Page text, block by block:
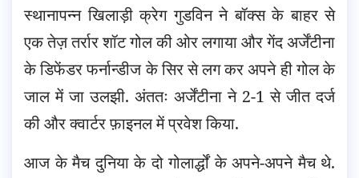
स्थानापन्न खिलाड़ी क्रेग गुडविन ने बॉक्स के बाहर से
एक तेज़ तर्रार शॉट गोल की ओर लगाया और गेंद अर्जेंटीना
के डिफेंडर फर्नान्डीज के सिर से लग कर अपने ही गोल के
जाल में जा उलझी. अंततः अर्जेंटीना ने 2-1 से जीत दर्ज
की और क्वार्टर फ़ाइनल में प्रवेश किया.
आज के मैच दुनिया के दो गोलार्द्धों के अपने-अपने मैच थे.